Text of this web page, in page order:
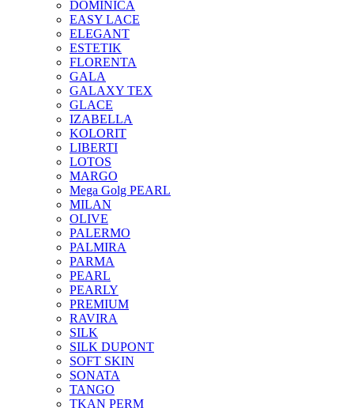
DOMINICA
EASY LACE
ELEGANT
ESTETIK
FLORENTA
GALA
GALAXY TEX
GLACE
IZABELLA
KOLORIT
LIBERTI
LOTOS
MARGO
Mega Golg PEARL
MILAN
OLIVE
PALERMO
PALMIRA
PARMA
PEARL
PEARLY
PREMIUM
RAVIRA
SILK
SILK DUPONT
SOFT SKIN
SONATA
TANGO
TKAN PERM